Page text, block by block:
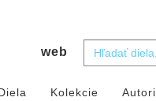
web
Kolekcie Autori